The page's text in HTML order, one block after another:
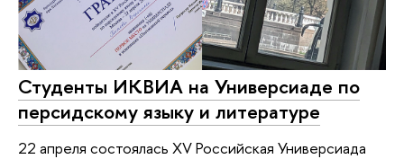
Студенты ИКВИА на Универсиаде по
персидскому языку и литературе
22 апреля состоялась XV Российская Универсиада